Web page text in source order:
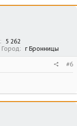
5 262
Город г Бронницы
#6